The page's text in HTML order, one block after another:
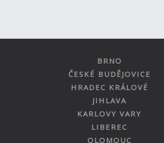
BRNO
ČESKÉ BUDĚJOVICE
HRADEC KRÁLOVÉ
JIHLAVA
KARLOVY VARY
LIBEREC
OLOMOUC